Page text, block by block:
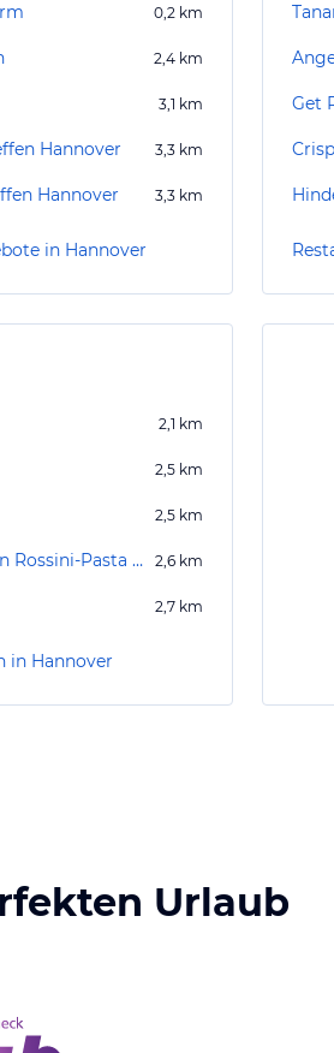
0,2 km
2,4 km
3,1 km
Hannover 3,3 km
Hannover 3,3 km
in Hannover
Get
2,1 km
2,5 km
2,5 km
Italienische Spezialitäten Rossini-Pasta E Vini 2,6 km
2,7 km
in Hannover
Urlaub